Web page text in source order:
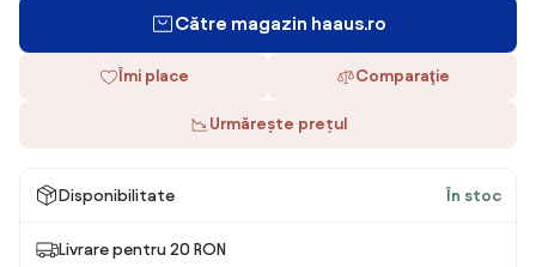
Către magazin haaus.ro
Îmi place Comparaţie
Urmărește prețul
Disponibilitate În stoc
Livrare pentru 20 RON